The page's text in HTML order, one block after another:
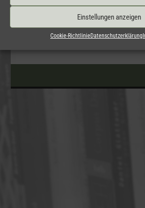
Einstellungen anzeigen
Cookie-RichtlinieDatenschutzerklärung
mehr lesen